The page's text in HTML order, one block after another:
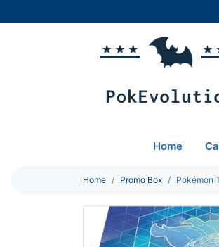
Home
Home Promo Box Pokémon